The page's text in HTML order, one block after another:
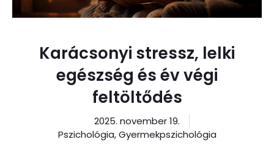
Karácsonyi stressz, lelki
egészség és év végi
feltöltődés
2025. november 19.
Pszichológia, Gyermekpszichológia